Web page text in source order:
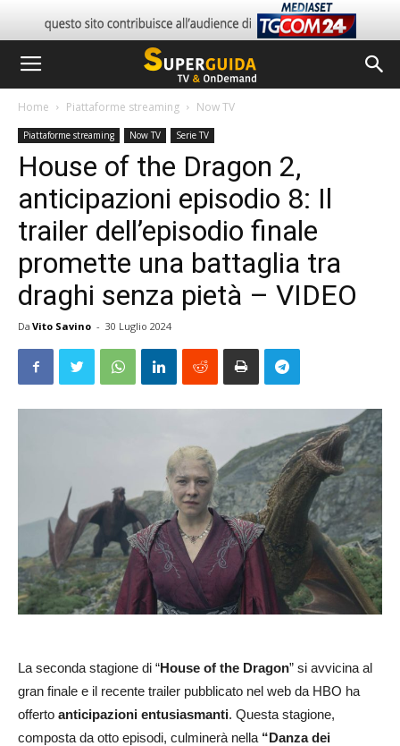
Home Piattaforme streaming Now TV
Piattaforme streaming Now TV Serie TV
House of the Dragon 2,
anticipazioni episodio 8: Il
trailer dell’episodio finale
promette una battaglia tra
draghi senza pietà – VIDEO
Da Vito Savino - 30 Luglio 2024
La seconda stagione di “House of the Dragon” si avvicina al
gran finale e il recente trailer pubblicato nel web da HBO ha
offerto anticipazioni entusiasmanti. Questa stagione,
composta da otto episodi, culminerà nella “Danza dei